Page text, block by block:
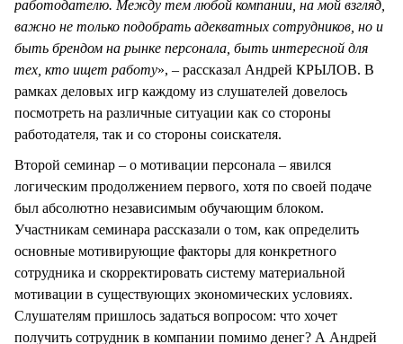
работодателю. Между тем любой компании, на мой взгляд,
важно не только подобрать адекватных сотрудников, но и
быть брендом на рынке персонала, быть интересной для
тех, кто ищет работу», – рассказал Андрей КРЫЛОВ. В
рамках деловых игр каждому из слушателей довелось
посмотреть на различные ситуации как со стороны
работодателя, так и со стороны соискателя.
Второй семинар – о мотивации персонала – явился
логическим продолжением первого, хотя по своей подаче
был абсолютно независимым обучающим блоком.
Участникам семинара рассказали о том, как определить
основные мотивирующие факторы для конкретного
сотрудника и скорректировать систему материальной
мотивации в существующих экономических условиях.
Слушателям пришлось задаться вопросом: что хочет
получить сотрудник в компании помимо денег? А Андрей